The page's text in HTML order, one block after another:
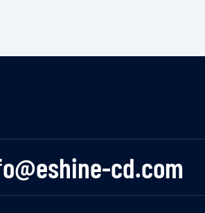
cd.com